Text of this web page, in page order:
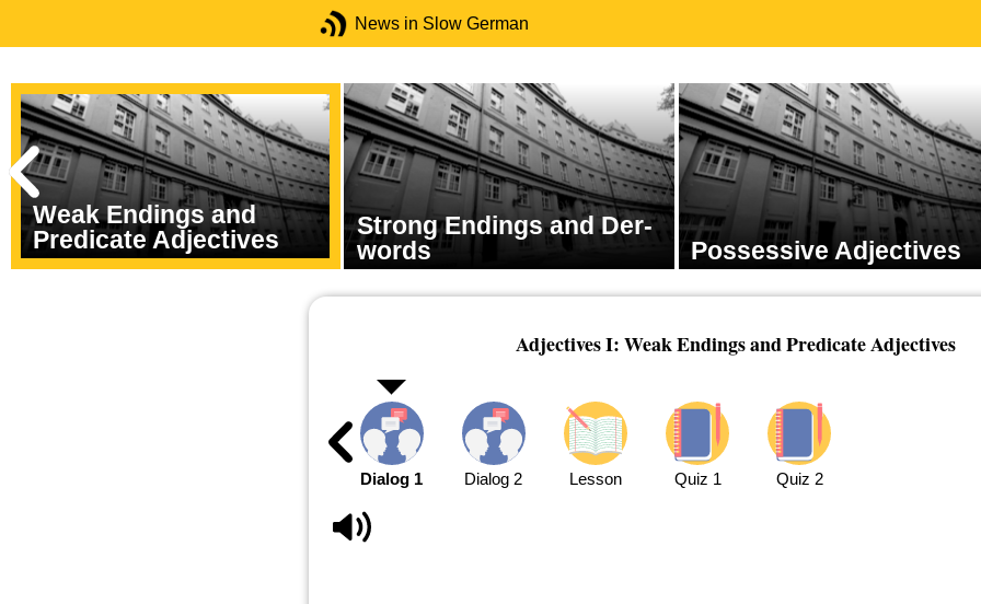
News in Slow German
Weak Endings and
Predicate Adjectives
Strong Endings and Der-
words
Possessive Adjectives
Adjectives I: Weak Endings and Predicate Adjectives
Dialog 1 Dialog 2 Lesson Quiz 1 Quiz 2